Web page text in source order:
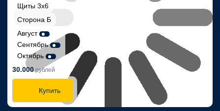
Щиты 3х6
Сторона Б
Август
Сентябрь
Октябрь
30.000рублей
Купить